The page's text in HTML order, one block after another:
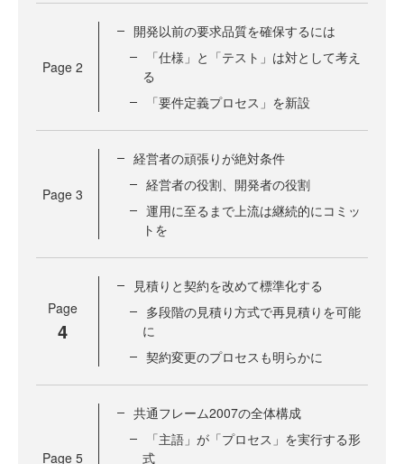
Page 2
開発以前の要求品質を確保するには
「仕様」と「テスト」は対として考え
る
「要件定義プロセス」を新設
Page 3
経営者の頑張りが絶対条件
経営者の役割、開発者の役割
運用に至るまで上流は継続的にコミッ
トを
Page
4
見積りと契約を改めて標準化する
多段階の見積り方式で再見積りを可能
に
契約変更のプロセスも明らかに
Page 5
共通フレーム2007の全体構成
「主語」が「プロセス」を実行する形
式